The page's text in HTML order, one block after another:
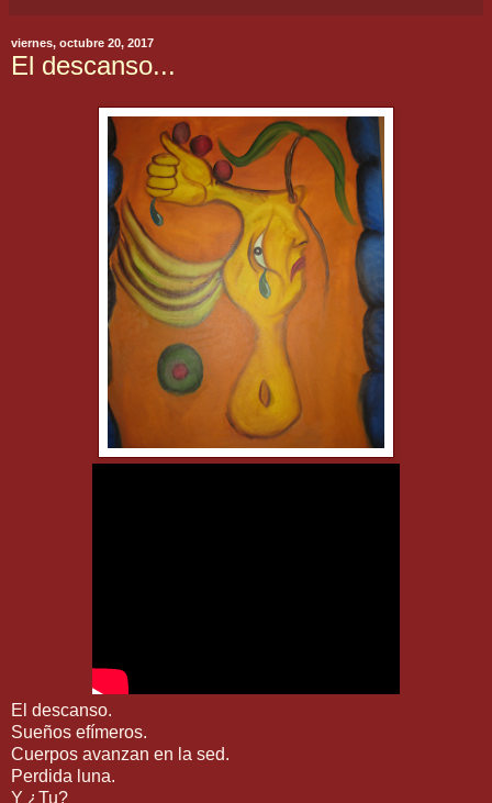
viernes, octubre 20, 2017
El descanso...
El descanso.
Sueños efímeros.
Cuerpos avanzan en la sed.
Perdida luna.
Y ¿Tu?